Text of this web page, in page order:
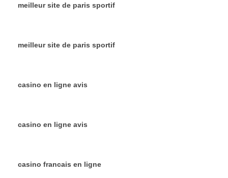
meilleur site de paris sportif
meilleur site de paris sportif
casino en ligne avis
casino en ligne avis
casino francais en ligne